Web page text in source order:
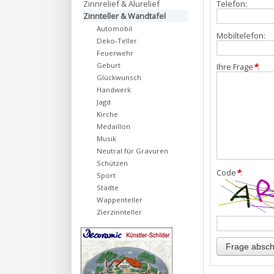
Telefon:
Mobiltelefon:
Ihre Frage*:
Code*:
Zinnrelief & Alurelief
Zinnteller & Wandtafel
Automobil
Deko-Teller
Feuerwehr
Geburt
Glückwunsch
Handwerk
Jagd
Kirche
Medaillon
Musik
Neutral für Gravuren
Schützen
Sport
Städte
Wappenteller
Zierzinnteller